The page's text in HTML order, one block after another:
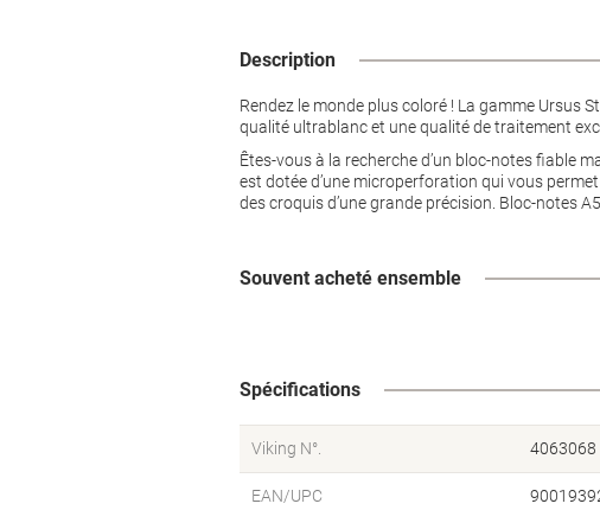
Description
Rendez le monde plus coloré ! La gamme Ursus
qualité ultrablanc et une qualité de traitement
Êtes-vous à la recherche d’un bloc-notes fiable
est dotée d’une microperforation qui vous
des croquis d’une grande précision. Bloc-notes
Souvent acheté ensemble
Spécifications
Viking N°. 4063068
EAN/UPC